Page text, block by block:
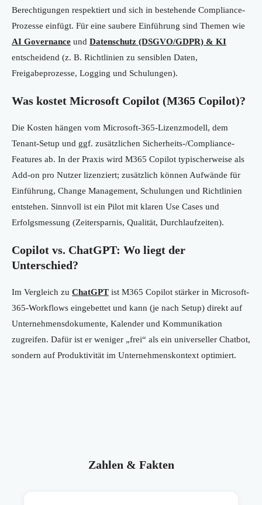
Berechtigungen respektiert und sich in bestehende Compliance-
Prozesse einfügt. Für eine saubere Einführung sind Themen wie
AI Governance und Datenschutz (DSGVO/GDPR) & KI
entscheidend (z. B. Richtlinien zu sensiblen Daten,
Freigabeprozesse, Logging und Schulungen).
Was kostet Microsoft Copilot (M365 Copilot)?
Die Kosten hängen vom Microsoft-365-Lizenzmodell, dem
Tenant-Setup und ggf. zusätzlichen Sicherheits-/Compliance-
Features ab. In der Praxis wird M365 Copilot typischerweise als
Add-on pro Nutzer lizenziert; zusätzlich können Aufwände für
Einführung, Change Management, Schulungen und Richtlinien
entstehen. Sinnvoll ist ein Pilot mit klaren Use Cases und
Erfolgsmessung (Zeitersparnis, Qualität, Durchlaufzeiten).
Copilot vs. ChatGPT: Wo liegt der
Unterschied?
Im Vergleich zu ChatGPT ist M365 Copilot stärker in Microsoft-
365-Workflows eingebettet und kann (je nach Setup) direkt auf
Unternehmensdokumente, Kalender und Kommunikation
zugreifen. Dafür ist er weniger „frei“ als ein universeller Chatbot,
sondern auf Produktivität im Unternehmenskontext optimiert.
Zahlen & Fakten